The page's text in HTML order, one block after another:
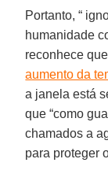
Portanto, “
humanidade
reconhece
aumento da
a janela está
que “como
chamados a
para proteger